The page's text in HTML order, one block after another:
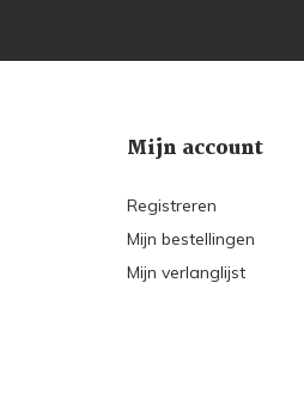
Mijn account
Registreren
Mijn bestellingen
Mijn verlanglijst